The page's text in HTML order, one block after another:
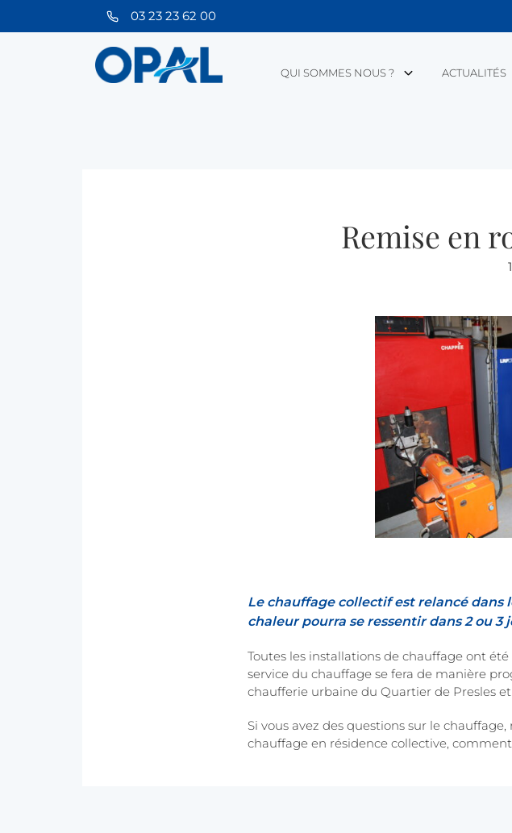
03 23 23 62 00
QUI SOMMES NOUS ? ACTUALITÉS
Remise en
Le chauffage collectif est relancé dans
chaleur pourra se ressentir dans 2 ou 3
Toutes les installations de chauffage ont
service du chauffage se fera de manière
chaufferie urbaine du Quartier de Presles
Si vous avez des questions sur le
chauffage en résidence collective,